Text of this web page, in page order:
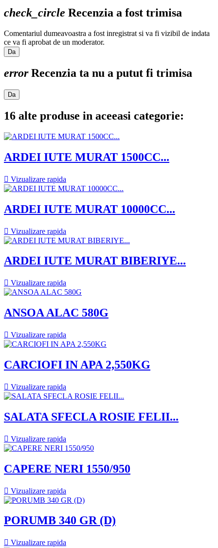
check_circle Recenzia a fost trimisa
Comentariul dumeavoastra a fost inregistrat si va fi vizibil de indata
ce va fi aprobat de un moderator.
Da
errorRecenzia ta nu a putut fi trimisa
Da
16 alte produse in aceeasi categorie:
ARDEI IUTE MURAT 1500CC...
 Vizualizare rapida
ARDEI IUTE MURAT 10000CC...
 Vizualizare rapida
ARDEI IUTE MURAT BIBERIYE...
 Vizualizare rapida
ANSOA ALAC 580G
 Vizualizare rapida
CARCIOFI IN APA 2,550KG
 Vizualizare rapida
SALATA SFECLA ROSIE FELII...
 Vizualizare rapida
CAPERE NERI 1550/950
 Vizualizare rapida
PORUMB 340 GR (D)
 Vizualizare rapida